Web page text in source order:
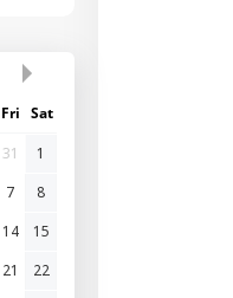
Fri Sat
31
1
7
8
14
15
21
22